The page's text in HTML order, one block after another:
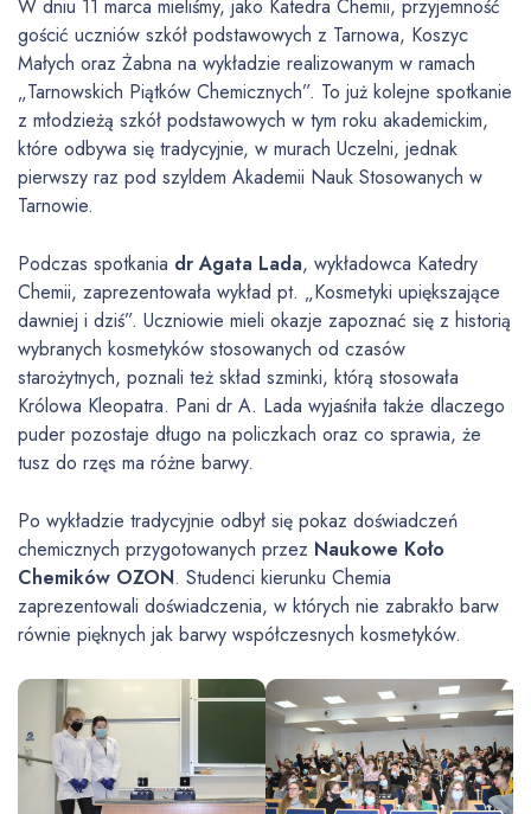
W dniu 11 marca mieliśmy, jako Katedra Chemii, przyjemność
gościć uczniów szkół podstawowych z Tarnowa, Koszyc
Małych oraz Żabna na wykładzie realizowanym w ramach
„Tarnowskich Piątków Chemicznych”. To już kolejne spotkanie
z młodzieżą szkół podstawowych w tym roku akademickim,
które odbywa się tradycyjnie, w murach Uczelni, jednak
pierwszy raz pod szyldem Akademii Nauk Stosowanych w
Tarnowie.
Podczas spotkania dr Agata Lada, wykładowca Katedry
Chemii, zaprezentowała wykład pt. „Kosmetyki upiększające
dawniej i dziś”. Uczniowie mieli okazje zapoznać się z historią
wybranych kosmetyków stosowanych od czasów
starożytnych, poznali też skład szminki, którą stosowała
Królowa Kleopatra. Pani dr A. Lada wyjaśniła także dlaczego
puder pozostaje długo na policzkach oraz co sprawia, że
tusz do rzęs ma różne barwy.
Po wykładzie tradycyjnie odbył się pokaz doświadczeń
chemicznych przygotowanych przez Naukowe Koło
Chemików OZON. Studenci kierunku Chemia
zaprezentowali doświadczenia, w których nie zabrakło barw
równie pięknych jak barwy współczesnych kosmetyków.